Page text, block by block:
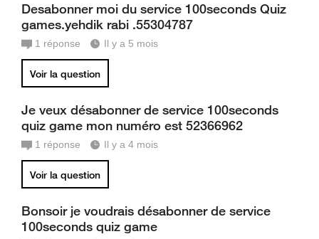
Desabonner moi du service 100seconds Quiz
games.yehdik rabi .55304787
1 réponse Il y a 5 mois
Voir la question
Je veux désabonner de service 100seconds
quiz game mon numéro est 52366962
1 réponse Il y a 4 mois
Voir la question
Bonsoir je voudrais désabonner de service
100seconds quiz game